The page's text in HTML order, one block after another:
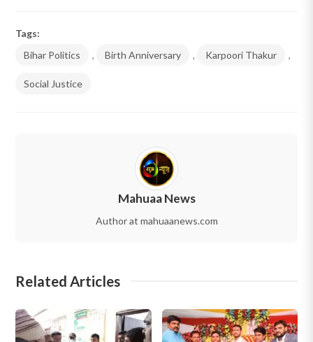
Tags:
Bihar Politics
, Birth Anniversary , Karpoori Thakur ,
Social Justice
Mahuaa News
Author at mahuaanews.com
Related Articles